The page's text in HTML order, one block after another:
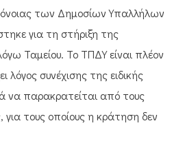
των Δημοσίων Υπαλλήλων
για τη στήριξη της
Ταμείου. Το ΤΠΔΥ είναι πλέον
λόγος συνέχισης της ειδικής
να παρακρατείται από τους
για τους οποίους η κράτηση δεν